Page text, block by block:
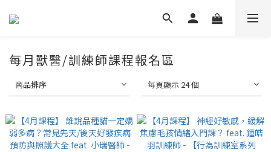
每月獸醫/訓練師課程報名區
商品排序 每頁顯示 24 個